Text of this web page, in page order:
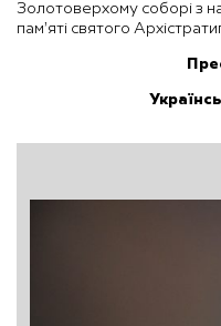
Золотоверхому соборі з
пам’яті святого